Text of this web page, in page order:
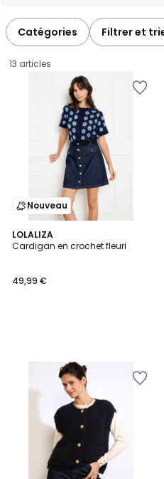
Catégories Filtrer et
13 articles
Nouveau
LOLALIZA
Cardigan en crochet fleuri
€.
49,99 €